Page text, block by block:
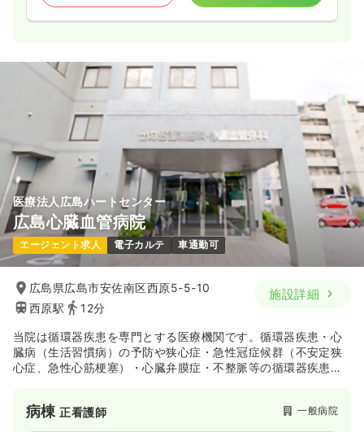
医療法人広島ハートセンター
広島心臓血管病院
エージェント求人 電子カルテ 車通勤可
広島県広島市安佐南区西原5-5-10
西原駅
12分
施設詳細
当院は循環器疾患を専門とする医療機関です。循環器疾患・心
臓病（生活習慣病）の予防や狭心症・急性冠症候群（不安定狭
心症、急性心筋梗塞）・心臓弁膜症・不整脈等の循環器疾患の
間受け入れ体制でスタッフの熱意と十分な設備のもとで行って
おります。
病棟正看護師 一般病院